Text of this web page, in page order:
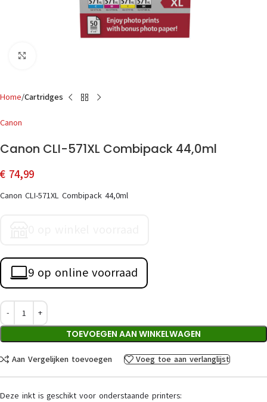
Home Cartridges
Canon
Canon CLI-571XL Combipack 44,0ml
€ 74,99
Canon CLI-571XL Combipack 44,0ml
9 op online voorraad
TOEVOEGEN AAN WINKELWAGEN
Aan Vergelijken toevoegen Voeg toe aan verlanglijst
Deze inkt is geschikt voor onderstaande printers: